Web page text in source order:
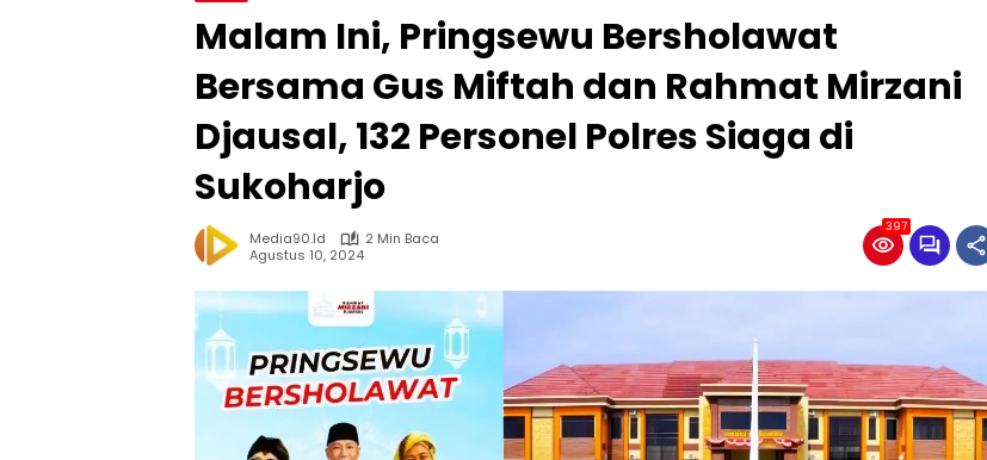
Malam Ini, Pringsewu Bersholawat
Bersama Gus Miftah dan Rahmat Mirzani
Djausal, 132 Personel Polres Siaga di
Sukoharjo
Media90.id
2 Min Baca
Agustus 10, 2024
397